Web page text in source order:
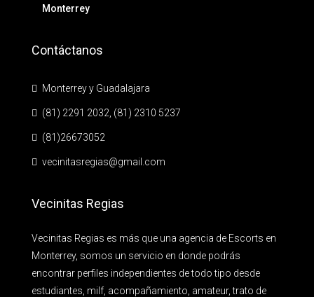
Monterrey
Contáctanos
Monterrey y Guadalajara
(81) 2291 2032, (81) 2310 5237
(81)26673052
vecinitasregias@gmail.com
Vecinitas Regias
Vecinitas Regias es más que una agencia de Escorts en
Monterrey, somos un servicio en donde podrás
encontrar perfiles independientes de todo tipo desde
estudiantes, milf, acompañamiento, amateur, trato de